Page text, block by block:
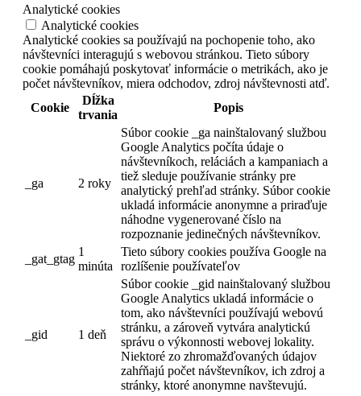
Analytické cookies
Analytické cookies
Analytické cookies sa používajú na pochopenie toho, ako
návštevníci interagujú s webovou stránkou. Tieto súbory
cookie pomáhajú poskytovať informácie o metrikách, ako je
počet návštevníkov, miera odchodov, zdroj návštevnosti atď.
Cookie
Dĺžka
trvania
Popis
_ga 2 roky
Súbor cookie _ga nainštalovaný službou
Google Analytics počíta údaje o
návštevníkoch, reláciách a kampaniach a
tiež sleduje používanie stránky pre
analytický prehľad stránky. Súbor cookie
ukladá informácie anonymne a priraďuje
náhodne vygenerované číslo na
rozpoznanie jedinečných návštevníkov.
_gat_gtag
1
minúta
Tieto súbory cookies používa Google na
rozlíšenie používateľov
_gid 1 deň
Súbor cookie _gid nainštalovaný službou
Google Analytics ukladá informácie o
tom, ako návštevníci používajú webovú
stránku, a zároveň vytvára analytickú
správu o výkonnosti webovej lokality.
Niektoré zo zhromažďovaných údajov
zahŕňajú počet návštevníkov, ich zdroj a
stránky, ktoré anonymne navštevujú.